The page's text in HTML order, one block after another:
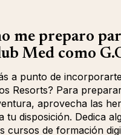
me preparo
Med como
a punto de
Resorts? Para
aprovecha las
tu disposición. Dedica
cursos de formación